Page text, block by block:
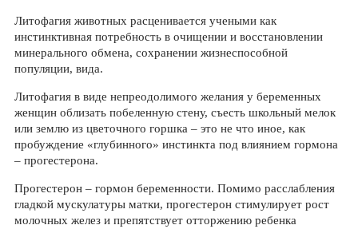
Литофагия животных расценивается учеными как
инстинктивная потребность в очищении и восстановлении
минерального обмена, сохранении жизнеспособной
популяции, вида.
Литофагия в виде непреодолимого желания у беременных
женщин облизать побеленную стену, съесть школьный мелок
или землю из цветочного горшка – это не что иное, как
пробуждение «глубинного» инстинкта под влиянием гормона
– прогестерона.
Прогестерон – гормон беременности. Помимо расслабления
гладкой мускулатуры матки, прогестерон стимулирует рост
молочных желез и препятствует отторжению ребенка